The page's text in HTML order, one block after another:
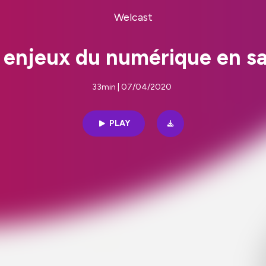
Welcast
enjeux du numérique en
33min | 07/04/2020
PLAY